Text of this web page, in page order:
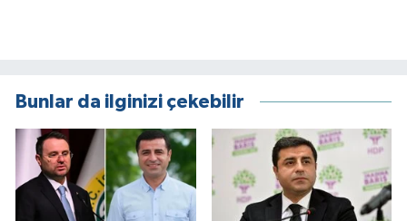
Bunlar da ilginizi çekebilir